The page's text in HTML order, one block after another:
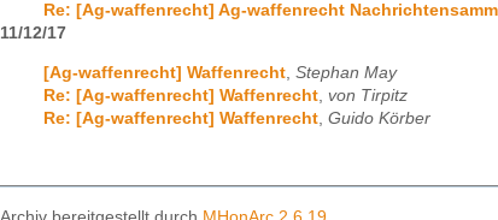
Re: [Ag-waffenrecht] Ag-waffenrecht
11/12/17
[Ag-waffenrecht] Waffenrecht Stephan May
Re: [Ag-waffenrecht] Waffenrecht von Tirpitz
Re: [Ag-waffenrecht] Waffenrecht Guido Körber